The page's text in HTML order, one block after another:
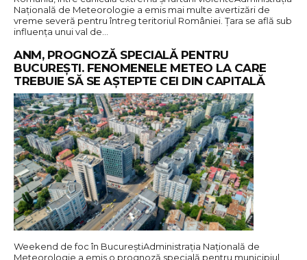
Națională de Meteorologie a emis mai multe avertizări de
vreme severă pentru întreg teritoriul României. Țara se află sub
influența unui val de…
ANM, PROGNOZĂ SPECIALĂ PENTRU
BUCUREȘTI. FENOMENELE METEO LA CARE
TREBUIE SĂ SE AȘTEPTE CEI DIN CAPITALĂ
Weekend de foc în BucureștiAdministrația Națională de
Meteorologie a emis o prognoză specială pentru municipiul